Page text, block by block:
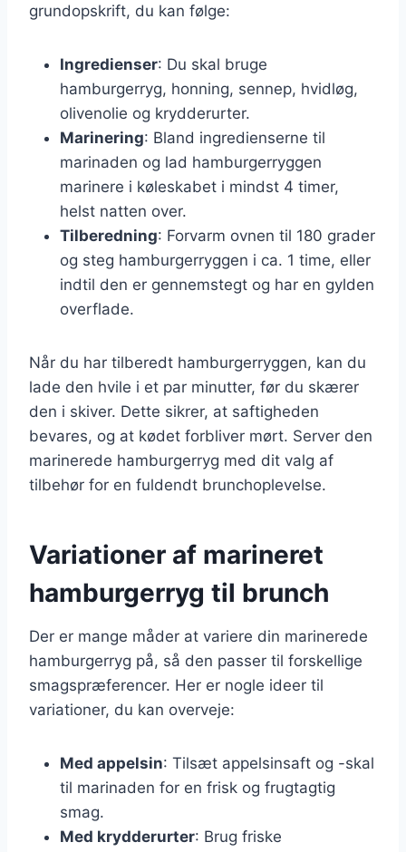
grundopskrift, du kan følge:
Ingredienser: Du skal bruge
hamburgerryg, honning, sennep, hvidløg,
olivenolie og krydderurter.
Marinering: Bland ingredienserne til
marinaden og lad hamburgerryggen
marinere i køleskabet i mindst 4 timer,
helst natten over.
Tilberedning: Forvarm ovnen til 180 grader
og steg hamburgerryggen i ca. 1 time, eller
indtil den er gennemstegt og har en gylden
overflade.
Når du har tilberedt hamburgerryggen, kan du
lade den hvile i et par minutter, før du skærer
den i skiver. Dette sikrer, at saftigheden
bevares, og at kødet forbliver mørt. Server den
marinerede hamburgerryg med dit valg af
tilbehør for en fuldendt brunchoplevelse.
Variationer af marineret
hamburgerryg til brunch
Der er mange måder at variere din marinerede
hamburgerryg på, så den passer til forskellige
smagspræferencer. Her er nogle ideer til
variationer, du kan overveje:
Med appelsin: Tilsæt appelsinsaft og -skal
til marinaden for en frisk og frugtagtig
smag.
Med krydderurter: Brug friske